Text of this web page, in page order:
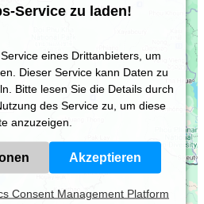
Service zu laden!
eines Drittanbieters, um
Dieser Service kann Daten zu
Bitte lesen Sie die Details durch
des Service zu, um diese
anzuzeigen.
Akzeptieren
Consent Management Platform